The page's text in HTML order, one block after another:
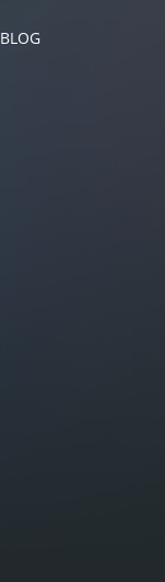
BLOG